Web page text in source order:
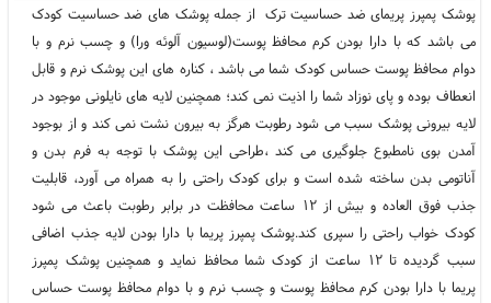
پوشک پمپرز پریمای ضد حساسیت ترک از جمله پوشک های ضد حساسیت کودک
می باشد که با دارا بودن کرم محافظ پوست(لوسیون آلوئه ورا) و چسب نرم و با
دوام محافظ پوست حساس کودک شما می باشد ، کناره های این پوشک نرم و قابل
انعطاف بوده و پای نوزاد شما را اذیت نمی کند؛ همچنین لایه های نایلونی موجود در
لایه بیرونی پوشک سبب می شود رطوبت هرگز به بیرون نشت نمی کند و از بوجود
آمدن بوی نامطبوع جلوگیری می کند ،طراحی این پوشک با توجه به فرم بدن و
آناتومی بدن ساخته شده است و برای کودک راحتی را به همراه می آورد، قابلیت
جذب فوق العاده و بیش از ۱۲ ساعت محافظت در برابر رطوبت باعث می شود
کودک خواب راحتی را سپری کند.پوشک پمپرز پریما با دارا بودن لایه جذب اضافی
سبب گردیده تا ۱۲ ساعت از کودک شما محافظ نماید و همچنین پوشک پمپرز
پریما با دارا بودن کرم محافظ پوست و چسب نرم و با دوام محافظ پوست حساس